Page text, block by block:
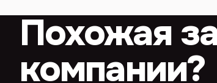
Похожая
компании?